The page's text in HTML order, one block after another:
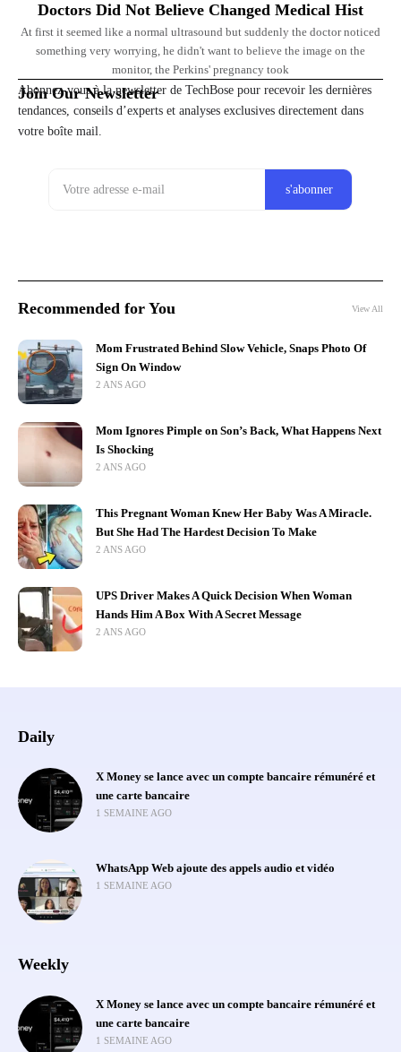
Doctors Did Not Believe Changed Medical Hist
At first it seemed like a normal ultrasound but suddenly the doctor noticed
something very worrying, he didn't want to believe the image on the
monitor, the Perkins' pregnancy took
Join Our Newsletter
Abonnez-vous à la newsletter de TechBose pour recevoir les dernières
tendances, conseils d’experts et analyses exclusives directement dans
votre boîte mail.
Recommended for You View All
Mom Frustrated Behind Slow Vehicle, Snaps Photo Of
Sign On Window
2 ANS AGO
Mom Ignores Pimple on Son’s Back, What Happens Next
Is Shocking
2 ANS AGO
This Pregnant Woman Knew Her Baby Was A Miracle.
But She Had The Hardest Decision To Make
2 ANS AGO
UPS Driver Makes A Quick Decision When Woman
Hands Him A Box With A Secret Message
2 ANS AGO
Daily
X Money se lance avec un compte bancaire rémunéré et
une carte bancaire
1 SEMAINE AGO
WhatsApp Web ajoute des appels audio et vidéo
1 SEMAINE AGO
Weekly
X Money se lance avec un compte bancaire rémunéré et
une carte bancaire
1 SEMAINE AGO